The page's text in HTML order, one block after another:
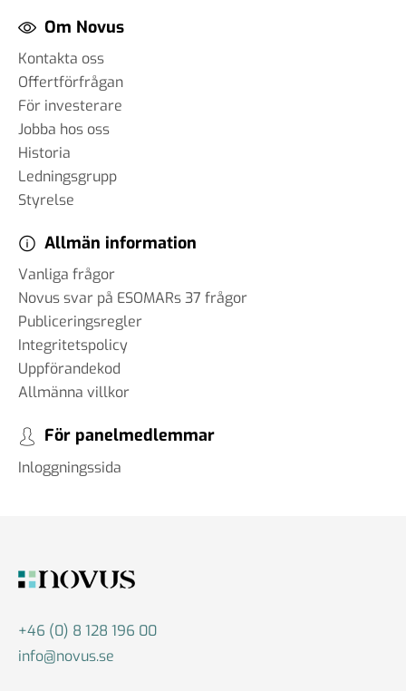
Om Novus
Kontakta oss
Offertförfrågan
För investerare
Jobba hos oss
Historia
Ledningsgrupp
Styrelse
Allmän information
Vanliga frågor
Novus svar på ESOMARs 37 frågor
Publiceringsregler
Integritetspolicy
Uppförandekod
Allmänna villkor
För panelmedlemmar
Inloggningssida
+46 (0) 8 128 196 00
info@novus.se